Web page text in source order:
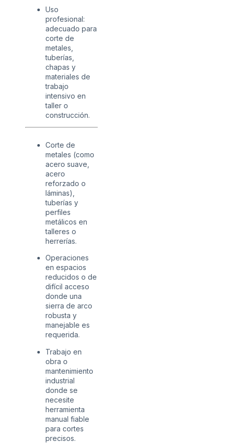
Uso
profesional:
adecuado para
corte de
metales,
tuberías,
chapas y
materiales de
trabajo
intensivo en
taller o
construcción.
Corte de
metales (como
acero suave,
acero
reforzado o
láminas),
tuberías y
perfiles
metálicos en
talleres o
herrerías.
Operaciones
en espacios
reducidos o de
difícil acceso
donde una
sierra de arco
robusta y
manejable es
requerida.
Trabajo en
obra o
mantenimiento
industrial
donde se
necesite
herramienta
manual fiable
para cortes
precisos.